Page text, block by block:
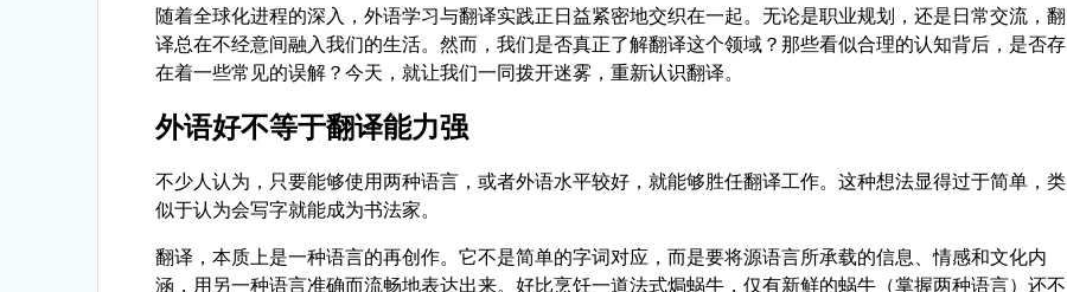
随着全球化进程的深入，外语学习与翻译实践正日益紧密地交织在一起。无论是职业规划，还是日常交流，翻
译总在不经意间融入我们的生活。然而，我们是否真正了解翻译这个领域？那些看似合理的认知背后，是否存
在着一些常见的误解？今天，就让我们一同拨开迷雾，重新认识翻译。
外语好不等于翻译能力强
不少人认为，只要能够使用两种语言，或者外语水平较好，就能够胜任翻译工作。这种想法显得过于简单，类
似于认为会写字就能成为书法家。
翻译，本质上是一种语言的再创作。它不是简单的字词对应，而是要将源语言所承载的信息、情感和文化内
涵，用另一种语言准确而流畅地表达出来。好比烹饪一道法式焗蜗牛，仅有新鲜的蜗牛（掌握两种语言）还不